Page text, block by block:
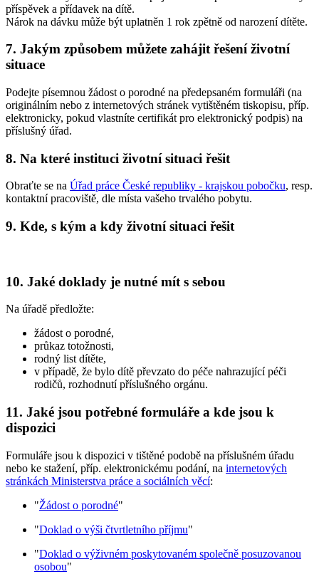
příspěvek a přídavek na dítě.
Nárok na dávku může být uplatněn 1 rok zpětně od narození dítěte.
7. Jakým způsobem můžete zahájit řešení životní
situace
Podejte písemnou žádost o porodné na předepsaném formuláři (na
originálním nebo z internetových stránek vytištěném tiskopisu, příp.
elektronicky, pokud vlastníte certifikát pro elektronický podpis) na
příslušný úřad.
8. Na které instituci životní situaci řešit
Obraťte se na Úřad práce České republiky - krajskou pobočku, resp.
kontaktní pracoviště, dle místa vašeho trvalého pobytu.
9. Kde, s kým a kdy životní situaci řešit
10. Jaké doklady je nutné mít s sebou
Na úřadě předložte:
žádost o porodné,
průkaz totožnosti,
rodný list dítěte,
v případě, že bylo dítě převzato do péče nahrazující péči
rodičů, rozhodnutí příslušného orgánu.
11. Jaké jsou potřebné formuláře a kde jsou k
dispozici
Formuláře jsou k dispozici v tištěné podobě na příslušném úřadu
nebo ke stažení, příp. elektronickému podání, na internetových
stránkách Ministerstva práce a sociálních věcí:
"Žádost o porodné"
"Doklad o výši čtvrtletního příjmu"
"Doklad o výživném poskytovaném společně posuzovanou
osobou"